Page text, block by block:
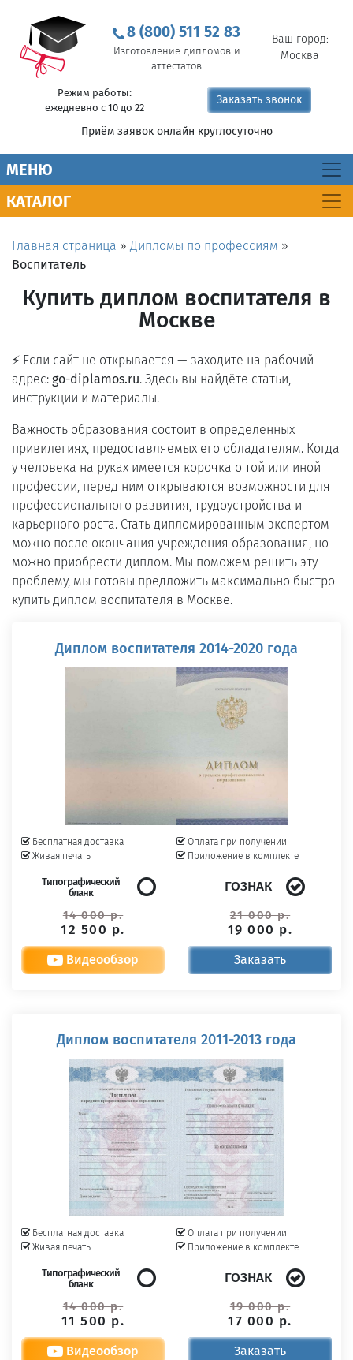
8 (800) 511 52 83
Изготовление дипломов и
аттестатов
Ваш город:
Москва
Режим работы:
ежедневно с 10 до 22
Заказать звонок
Приём заявок онлайн круглосуточно
MEНЮ
КАТАЛОГ
Главная страница » Дипломы по профессиям »
Воспитатель
Купить диплом воспитателя в
Москве
⚡ Если сайт не открывается — заходите на рабочий
адрес: go-diplamos.ru. Здесь вы найдёте статьи,
инструкции и материалы.
Важность образования состоит в определенных
привилегиях, предоставляемых его обладателям. Когда
у человека на руках имеется корочка о той или иной
профессии, перед ним открываются возможности для
профессионального развития, трудоустройства и
карьерного роста. Стать дипломированным экспертом
можно после окончания учреждения образования, но
можно приобрести диплом. Мы поможем решить эту
проблему, мы готовы предложить максимально быстро
купить диплом воспитателя в Москве.
Диплом воспитателя 2014-2020 года
Бесплатная доставка
Живая печать
Оплата при получении
Приложение в комплекте
Типографический
бланк
14 000 р.
12 500 р.
ГОЗНАК
21 000 р.
19 000 р.
Видеообзор Заказать
Диплом воспитателя 2011-2013 года
Бесплатная доставка
Живая печать
Оплата при получении
Приложение в комплекте
Типографический
бланк
14 000 р.
11 500 р.
ГОЗНАК
19 000 р.
17 000 р.
Видеообзор Заказать